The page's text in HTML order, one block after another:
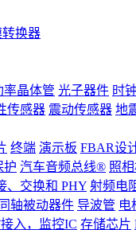
换器
率晶体管 光子器件 时
传感器 震动传感器 地
终端 演示板 FBAR设
护 汽车音频总线® 照
、交换和 PHY 射频电
同轴被动器件 导波管 电
入，监控IC 存储芯片